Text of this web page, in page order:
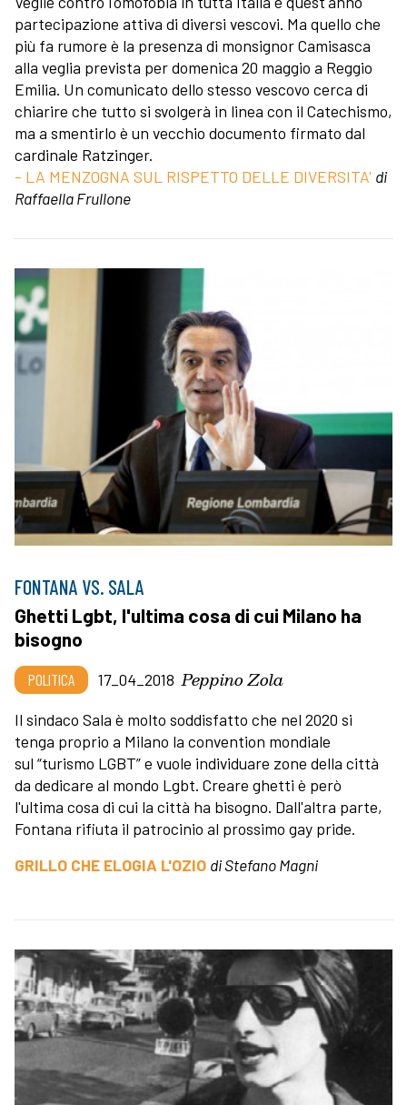
partecipazione attiva di diversi vescovi. Ma quello che
più fa rumore è la presenza di monsignor Camisasca
alla veglia prevista per domenica 20 maggio a Reggio
Emilia. Un comunicato dello stesso vescovo cerca di
chiarire che tutto si svolgerà in linea con il Catechismo,
ma a smentirlo è un vecchio documento firmato dal
cardinale Ratzinger.
- LA MENZOGNA SUL RISPETTO DELLE DIVERSITA' di
Raffaella Frullone
FONTANA VS. SALA
Ghetti Lgbt, l'ultima cosa di cui Milano ha
bisogno
POLITICA 17_04_2018 Peppino Zola
Il sindaco Sala è molto soddisfatto che nel 2020 si
tenga proprio a Milano la convention mondiale
sul “turismo LGBT” e vuole individuare zone della città
da dedicare al mondo Lgbt. Creare ghetti è però
l'ultima cosa di cui la città ha bisogno. Dall'altra parte,
Fontana rifiuta il patrocinio al prossimo gay pride.
GRILLO CHE ELOGIA L'OZIO di Stefano Magni